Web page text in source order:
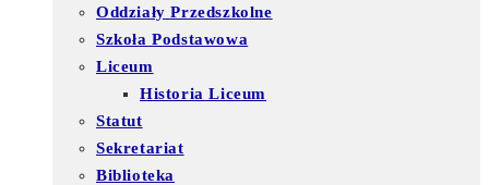
Oddziały Przedszkolne
Szkoła Podstawowa
Liceum
Historia Liceum
Statut
Sekretariat
Biblioteka